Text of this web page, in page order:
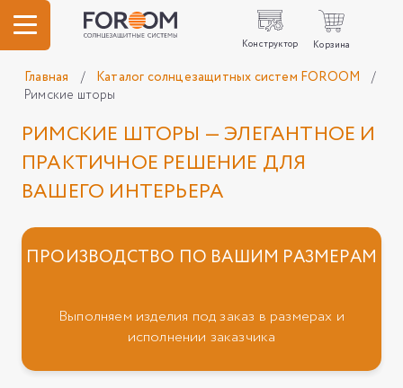
Конструктор Корзина
Главная / Каталог солнцезащитных систем FOROOM
/
Римские шторы
РИМСКИЕ ШТОРЫ — ЭЛЕГАНТНОЕ И
ПРАКТИЧНОЕ РЕШЕНИЕ ДЛЯ
ВАШЕГО ИНТЕРЬЕРА
ПРОИЗВОДСТВО ПО ВАШИМ РАЗМЕРАМ
Выполняем изделия под заказ в размерах и
исполнении заказчика